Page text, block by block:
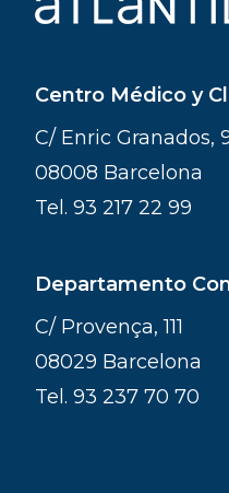
Centro Médico y
C/ Enric Granados,
08008 Barcelona
Tel. 93 217 22 99
Departamento
C/ Provença, 111
08029 Barcelona
Tel. 93 237 70 70